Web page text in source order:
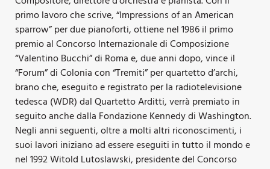
primo lavoro che scrive, “Impressions of an American
sparrow” per due pianoforti, ottiene nel 1986 il primo
premio al Concorso Internazionale di Composizione
“Valentino Bucchi” di Roma e, due anni dopo, vince il
“Forum” di Colonia con “Tremiti” per quartetto d’archi,
brano che, eseguito e registrato per la radiotelevisione
tedesca (WDR) dal Quartetto Arditti, verrà premiato in
seguito anche dalla Fondazione Kennedy di Washington.
Negli anni seguenti, oltre a molti altri riconoscimenti, i
suoi lavori iniziano ad essere eseguiti in tutto il mondo e
nel 1992 Witold Lutoslawski, presidente del Concorso